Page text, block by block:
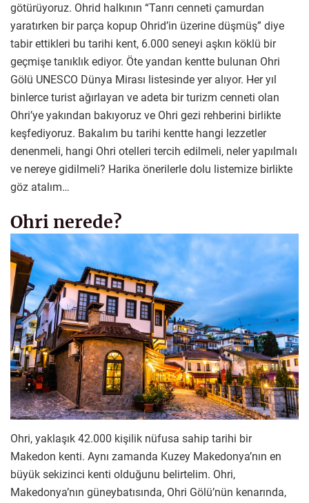
götürüyoruz. Ohrid halkının “Tanrı cenneti çamurdan
yaratırken bir parça kopup Ohrid’in üzerine düşmüş” diye
tabir ettikleri bu tarihi kent, 6.000 seneyi aşkın köklü bir
geçmişe tanıklık ediyor. Öte yandan kentte bulunan Ohri
Gölü UNESCO Dünya Mirası listesinde yer alıyor. Her yıl
binlerce turist ağırlayan ve adeta bir turizm cenneti olan
Ohri’ye yakından bakıyoruz ve Ohri gezi rehberini birlikte
keşfediyoruz. Bakalım bu tarihi kentte hangi lezzetler
denenmeli, hangi Ohri otelleri tercih edilmeli, neler yapılmalı
ve nereye gidilmeli? Harika önerilerle dolu listemize birlikte
göz atalım…
Ohri nerede?
Ohri, yaklaşık 42.000 kişilik nüfusa sahip tarihi bir
Makedon kenti. Aynı zamanda Kuzey Makedonya’nın en
büyük sekizinci kenti olduğunu belirtelim. Ohri,
Makedonya’nın güneybatısında, Ohri Gölü’nün kenarında,